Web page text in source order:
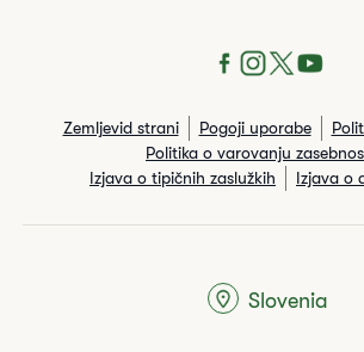
Zemljevid strani Pogoji uporabe
Politika o varovanju
Izjava o tipičnih zaslužkih
Izjava o
Slovenia